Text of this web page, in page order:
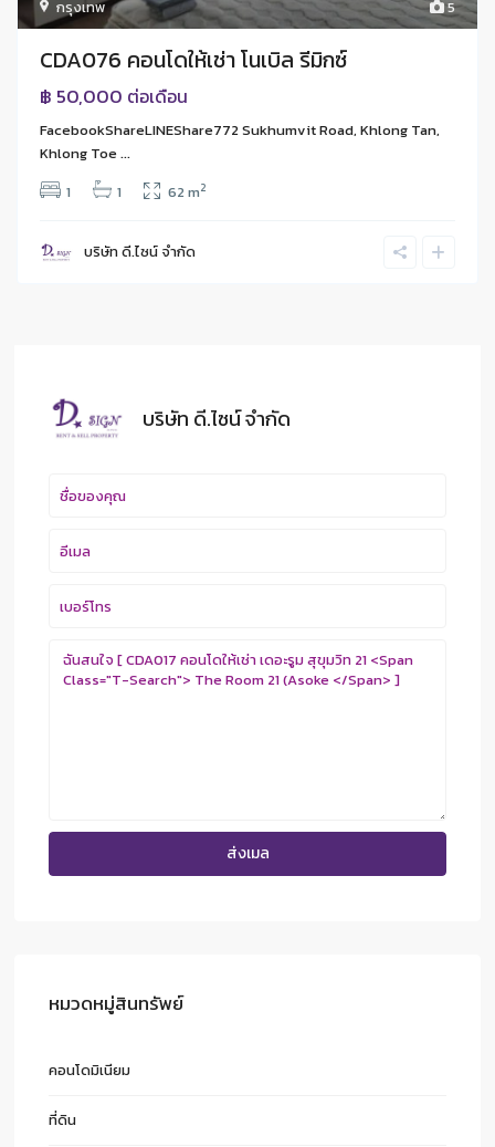
5
กรุงเทพ
CDA076 คอนโดให้เช่า โนเบิล รีมิกซ์
฿ 50,000 ต่อเดือน
FacebookShareLINEShare772 Sukhumvit Road, Khlong Tan,
Khlong Toe ...
1
1 62 m2
บริษัท ดี.ไซน์ จํากัด
บริษัท ดี.ไซน์ จํากัด
หมวดหมู่สินทรัพย์
คอนโดมิเนียม
ที่ดิน